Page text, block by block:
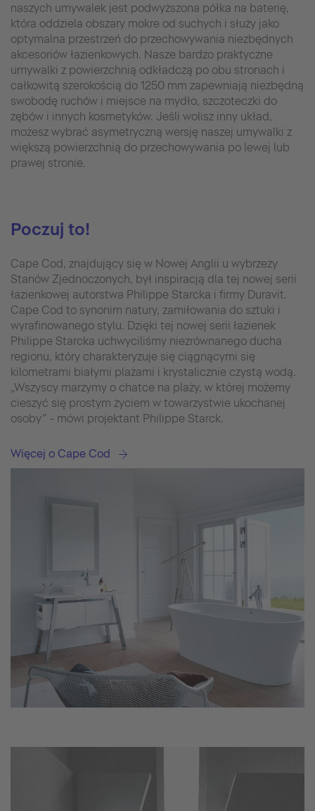
naszych umywalek jest podwyższona półka na baterię,
która oddziela obszary mokre od suchych i służy jako
optymalna przestrzeń do przechowywania niezbędnych
akcesoriów łazienkowych. Nasze bardzo praktyczne
umywalki z powierzchnią odkładczą po obu stronach i
całkowitą szerokością do 1250 mm zapewniają niezbędną
swobodę ruchów i miejsce na mydło, szczoteczki do
zębów i innych kosmetyków. Jeśli wolisz inny układ,
możesz wybrać asymetryczną wersję naszej umywalki z
większą powierzchnią do przechowywania po lewej lub
prawej stronie.
Poczuj to!
Cape Cod, znajdujący się w Nowej Anglii u wybrzeży
Stanów Zjednoczonych, był inspiracją dla tej nowej serii
łazienkowej autorstwa Philippe Starcka i firmy Duravit.
Cape Cod to synonim natury, zamiłowania do sztuki i
wyrafinowanego stylu. Dzięki tej nowej serii łazienek
Philippe Starcka uchwyciliśmy niezrównanego ducha
regionu, który charakteryzuje się ciągnącymi się
kilometrami białymi plażami i krystalicznie czystą wodą.
„Wszyscy marzymy o chatce na plaży, w której możemy
cieszyć się prostym życiem w towarzystwie ukochanej
osoby” - mówi projektant Philippe Starck.
Więcej o Cape Cod